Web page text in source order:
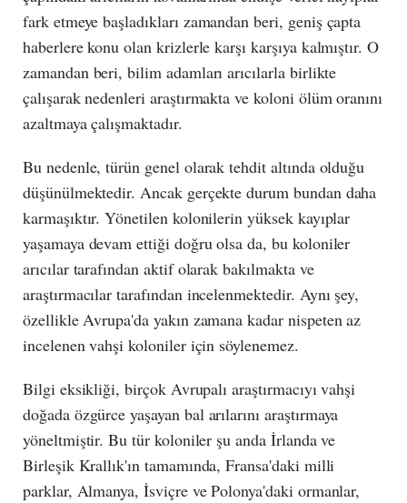
fark etmeye başladıkları zamandan beri, geniş çapta
haberlere konu olan krizlerle karşı karşıya kalmıştır. O
zamandan beri, bilim adamları arıcılarla birlikte
çalışarak nedenleri araştırmakta ve koloni ölüm oranını
azaltmaya çalışmaktadır.
Bu nedenle, türün genel olarak tehdit altında olduğu
düşünülmektedir. Ancak gerçekte durum bundan daha
karmaşıktır. Yönetilen kolonilerin yüksek kayıplar
yaşamaya devam ettiği doğru olsa da, bu koloniler
arıcılar tarafından aktif olarak bakılmakta ve
araştırmacılar tarafından incelenmektedir. Aynı şey,
özellikle Avrupa'da yakın zamana kadar nispeten az
incelenen vahşi koloniler için söylenemez.
Bilgi eksikliği, birçok Avrupalı araştırmacıyı vahşi
doğada özgürce yaşayan bal arılarını araştırmaya
yöneltmiştir. Bu tür koloniler şu anda İrlanda ve
Birleşik Krallık'ın tamamında, Fransa'daki milli
parklar, Almanya, İsviçre ve Polonya'daki ormanlar,